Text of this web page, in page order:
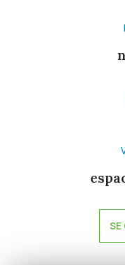
SE